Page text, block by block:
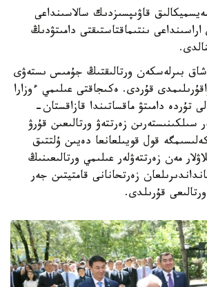
قاۋىپسىزدىك سالاسىنداعى
ىنتىماقتاستىقتى دامىتۋدىڭ
بىرلەسكەن ورتالىقتىڭ جۇمىس ىستەۋى
قۇردى. ەكىجاقتى عىلىمي ءوزارا
دامىتۋ ماقساتىندا قازاقستان-
زەرتتەۋ ورتالىعىن قۇرۋ
قول قويىلعانعا دەيىن ۇلتتىق
مەن زەرتتەۋلەر عىلىمي ورتالىعىنىڭ
زەرتحانانى قامتيتىن جەر
قۇرىلدى.